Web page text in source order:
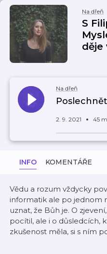
Na dřeň
S
děje
Na dřeň
2. 9. 2021 45
INFO KOMENTÁŘE
Vědu a rozum vždycky
informatik ale po jednom
uznat, že Bůh je. O
pocítil, ale i o důsledcích,
zkušenost měla, si s ním